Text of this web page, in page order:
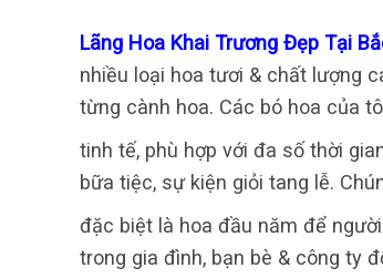
Lãng Hoa Khai Trương Đẹp Tại
nhiều loại hoa tươi & chất lượng
từng cành hoa. Các bó hoa của
tinh tế, phù hợp với đa số thời
bữa tiệc, sự kiện giỏi tang lễ.
đặc biệt là hoa đầu năm để
trong gia đình, bạn bè & công ty